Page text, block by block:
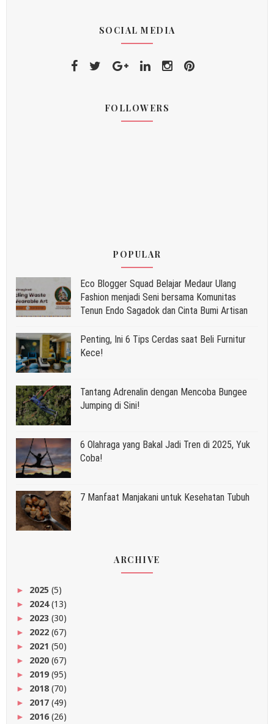
SOCIAL MEDIA
FOLLOWERS
POPULAR
Eco Blogger Squad Belajar Medaur Ulang
Fashion menjadi Seni bersama Komunitas
Tenun Endo Sagadok dan Cinta Bumi Artisan
Penting, Ini 6 Tips Cerdas saat Beli Furnitur
Kece!
Tantang Adrenalin dengan Mencoba Bungee
Jumping di Sini!
6 Olahraga yang Bakal Jadi Tren di 2025, Yuk
Coba!
7 Manfaat Manjakani untuk Kesehatan Tubuh
ARCHIVE
► 2025 (5)
► 2024(13)
► 2023 (30)
► 2022 (67)
► 2021 (50)
► 2020 (67)
► 2019(95)
► 2018 (70)
► 2017 (49)
► 2016(26)